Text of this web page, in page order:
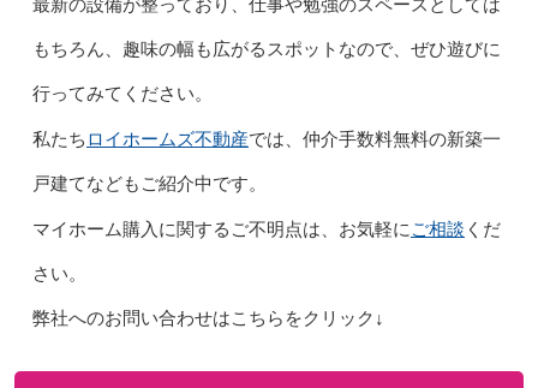
最新の設備が整っており、仕事や勉強のスペースとしては
もちろん、趣味の幅も広がるスポットなので、ぜひ遊びに
行ってみてください。
私たち ロイホームズ不動産では、仲介手数料無料の新築一
戸建てなどもご紹介中です。
マイホーム購入に関するご不明点は、お気軽にご相談 くだ
さい。
弊社へのお問い合わせはこちらをクリック↓